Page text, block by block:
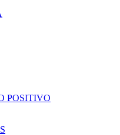
POSITIVO